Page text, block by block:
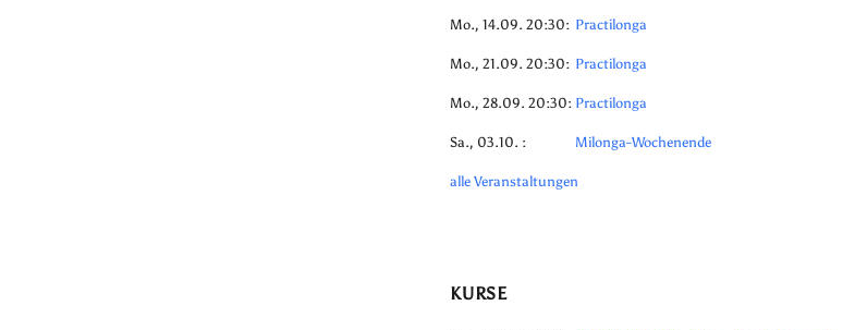
Mo., 14.09. 20:30: Practilonga
Mo., 21.09. 20:30: Practilonga
Mo., 28.09. 20:30: Practilonga
Sa., 03.10. : Milonga-Wochenende
alle Veranstaltungen
KURSE